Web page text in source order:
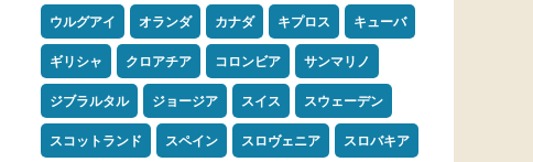
ウルグアイ オランダ カナダ キプロス キューバ
ギリシャ クロアチア コロンビア サンマリノ
ジブラルタル ジョージア スイス スウェーデン
スコットランド スペイン スロヴェニア スロバキア